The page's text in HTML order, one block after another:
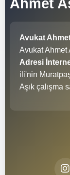
Ahmet
Avukat
Avukat Ahmet
Adresi
ili'nin
Aşık çalışma